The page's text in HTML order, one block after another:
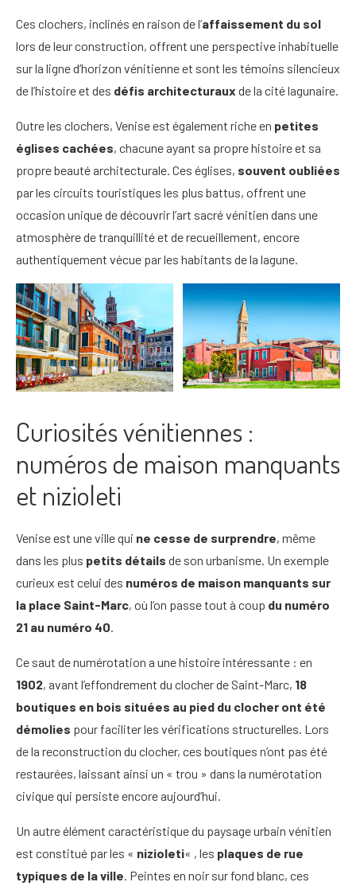
Ces clochers, inclinés en raison de l’affaissement du sol
lors de leur construction, offrent une perspective inhabituelle
sur la ligne d’horizon vénitienne et sont les témoins silencieux
de l’histoire et des défis architecturaux de la cité lagunaire.
Outre les clochers, Venise est également riche en petites
églises cachées, chacune ayant sa propre histoire et sa
propre beauté architecturale. Ces églises, souvent oubliées
par les circuits touristiques les plus battus, offrent une
occasion unique de découvrir l’art sacré vénitien dans une
atmosphère de tranquillité et de recueillement, encore
authentiquement vécue par les habitants de la lagune.
Curiosités vénitiennes :
numéros de maison manquants
et nizioleti
Venise est une ville qui ne cesse de surprendre, même
dans les plus petits détails de son urbanisme. Un exemple
curieux est celui des numéros de maison manquants sur
la place Saint-Marc, où l’on passe tout à coup du numéro
21 au numéro 40.
Ce saut de numérotation a une histoire intéressante : en
1902, avant l’effondrement du clocher de Saint-Marc, 18
boutiques en bois situées au pied du clocher ont été
démolies pour faciliter les vérifications structurelles. Lors
de la reconstruction du clocher, ces boutiques n’ont pas été
restaurées, laissant ainsi un « trou » dans la numérotation
civique qui persiste encore aujourd’hui.
Un autre élément caractéristique du paysage urbain vénitien
est constitué par les « nizioleti« , les plaques de rue
typiques de la ville. Peintes en noir sur fond blanc, ces